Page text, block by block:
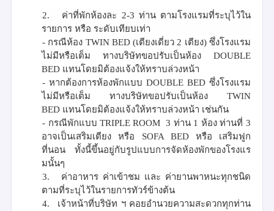
2.
ค่าที่พักห้องละ 2-3 ท่าน ตามโรงแรมที่ระบุไว้ใน
รายการ หรือ ระดับเทียบเท่า
- กรณีห้อง TWIN BED (เตียงเดี่ยว 2 เตียง) ซึ่งโรงแรม
ไม่มีหรือเต็ม ทางบริษัทขอปรับเป็นห้อง DOUBLE
BED แทนโดยมิต้องแจ้งให้ทราบล่วงหน้า
- หากต้องการห้องพักแบบ DOUBLE BED ซึ่งโรงแรม
ไม่มีหรือเต็ม ทางบริษัทขอปรับเป็นห้อง TWIN
BED แทนโดยมิต้องแจ้งให้ทราบล่วงหน้า เช่นกัน
- กรณีพักแบบ TRIPLE ROOM3 ท่าน 1 ห้อง ท่านที่ 3
อาจเป็นเสริมเตียง หรือ SOFA BED หรือ เสริมฟูก
ที่นอน ทั้งนี้ขึ้นอยู่กับรูปแบบการจัดห้องพักของโรงแร
มนั้นๆ
3.
ค่าอาหาร ค่าเข้าชม และ ค่ายานพาหนะทุกชนิด
ตามที่ระบุไว้ในรายการทัวร์ข้างต้น
4.
เจ้าหน้าที่บริษัท ฯ คอยอำนวยความสะดวกทุกท่าน